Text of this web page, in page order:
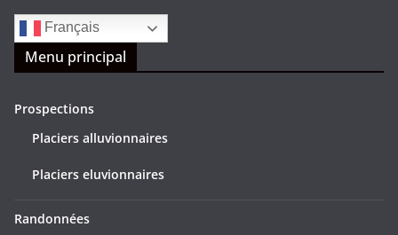
Français
Menu principal
Prospections
Placiers alluvionnaires
Placiers eluvionnaires
Randonnées